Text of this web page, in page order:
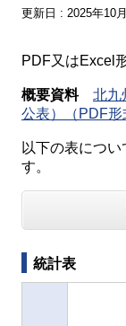
更新日 : 2025年10
PDF又はExcel
概要資料
北九
公表）（PDF形
以下の表につ
す。
統計表